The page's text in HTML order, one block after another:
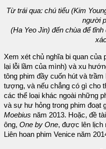
Từ trái qua: chú tiểu (Kim
người
(Ha Yeo Jin) đến chùa để
Xem xét chủ nghĩa bi quan của
lại lỗi lầm của mình) và xu
tông phim đầy cuốn hút và
tượng, và nếu chẳng có gì cho
các thể loại khác ngoài những
và sự hư hỏng trong phim đoạt
Moebius năm 2013. Hoặc, đề
ông, One by One, được lên lịch
Liên hoan phim Venice năm